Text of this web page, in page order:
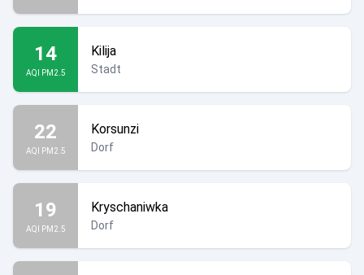
14
AQI PM2.5
Kilija
Stadt
22
AQI PM2.5
Korsunzi
Dorf
19
AQI PM2.5
Kryschaniwka
Dorf